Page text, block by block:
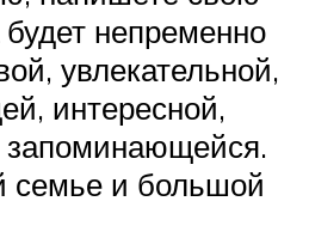
непременно
увлекательной,
интересной,
запоминающейся.
семье и большой